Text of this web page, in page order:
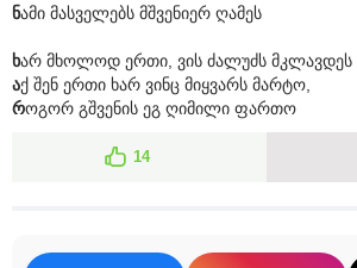
ნამი მასველებს მშვენიერ ღამეს
ხარ მხოლოდ ერთი, ვის ძალუძს მკლავდეს
აქ შენ ერთი ხარ ვინც მიყვარს მარტო,
როგორ გშვენის ეგ ღიმილი ფართო
14